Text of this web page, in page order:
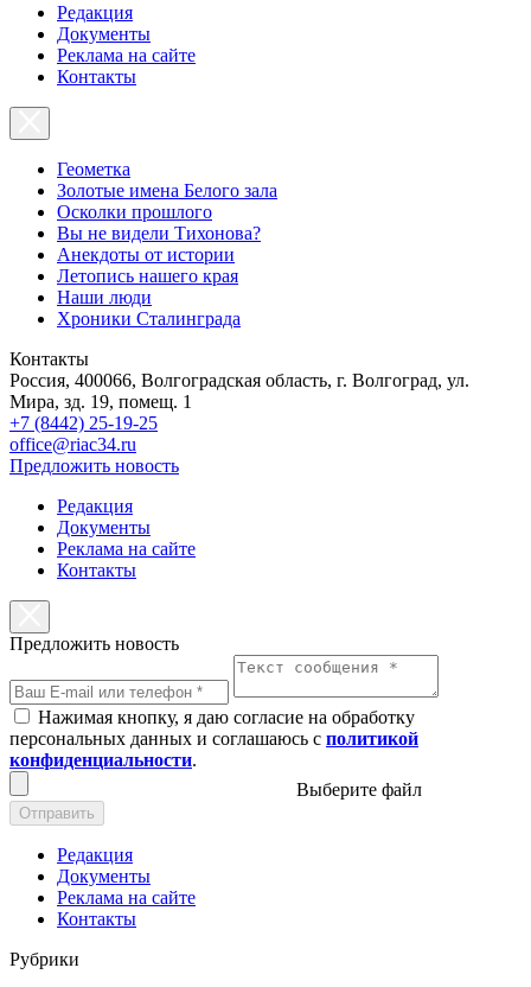
Редакция
Документы
Реклама на сайте
Контакты
Геометка
Золотые имена Белого зала
Осколки прошлого
Вы не видели Тихонова?
Анекдоты от истории
Летопись нашего края
Наши люди
Хроники Сталинграда
Контакты
Россия, 400066, Волгоградская область, г. Волгоград, ул.
Мира, зд. 19, помещ. 1
+7 (8442) 25-19-25
office@riac34.ru
Предложить новость
Редакция
Документы
Реклама на сайте
Контакты
Предложить новость
Нажимая кнопку, я даю согласие на обработку
персональных данных и соглашаюсь с политикой
конфиденциальности.
Выберите файл
Отправить
Редакция
Документы
Реклама на сайте
Контакты
Рубрики